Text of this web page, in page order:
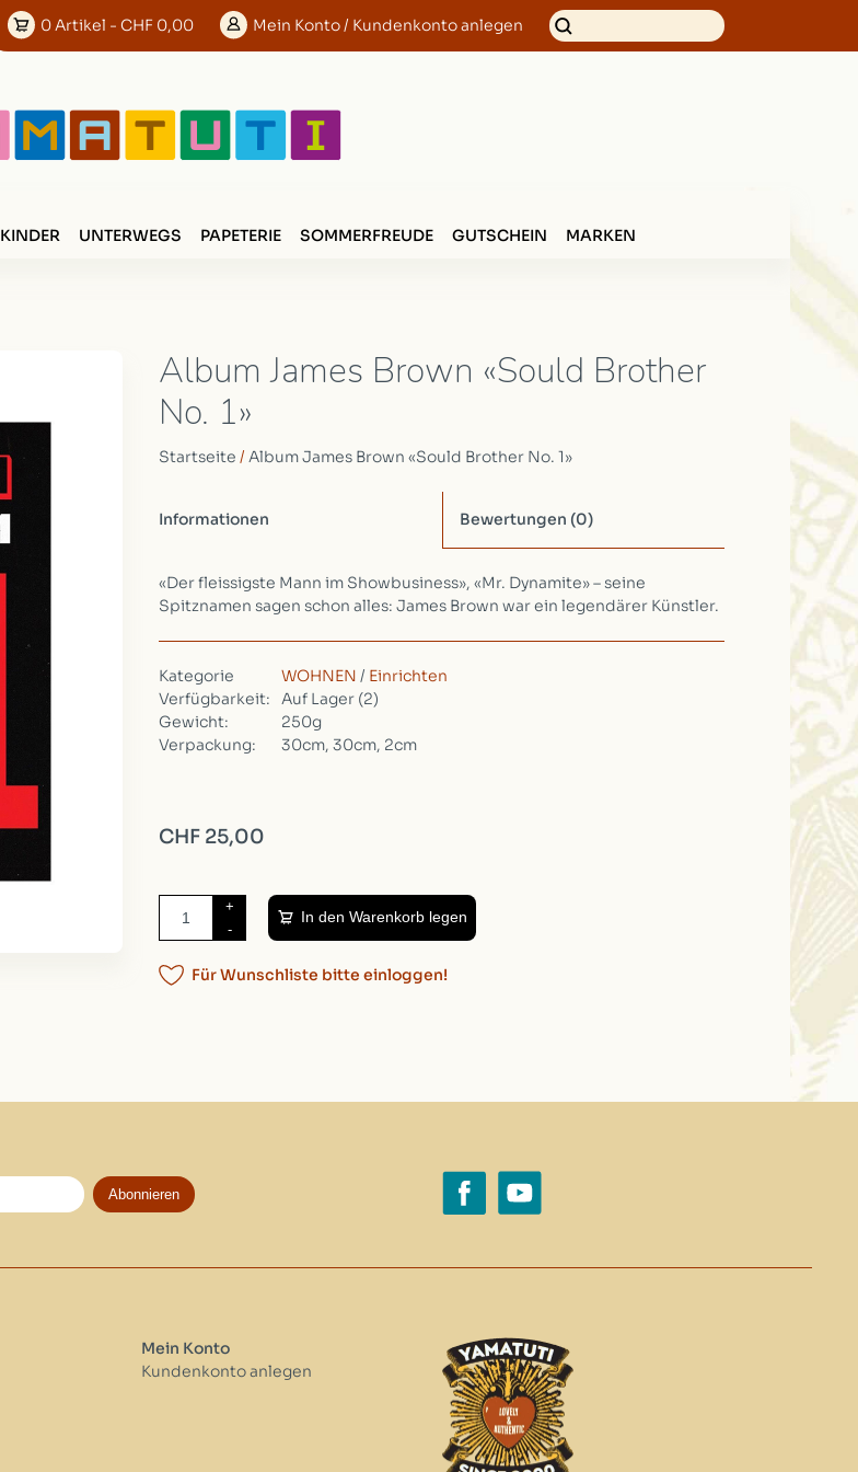
0Artikel - CHF 0,00 Mein Konto/ Kundenkonto anlegen
KINDER UNTERWEGS PAPETERIE SOMMERFREUDE GUTSCHEIN MARKEN
Album James Brown «Sould Brother
No. 1»
Startseite / Album James Brown «Sould Brother No. 1»
Informationen Bewertungen (0)
«Der fleissigste Mann im Showbusiness», «Mr. Dynamite» – seine
Spitznamen sagen schon alles: James Brown war ein legendärer Künstler.
Kategorie WOHNEN / Einrichten
Verfügbarkeit:
Auf Lager (2)
Gewicht:
250g
Verpackung:
30cm, 30cm, 2cm
CHF 25,00
+
-
In den Warenkorb legen
Für Wunschliste bitte einloggen!
Abonnieren
Mein Konto
Kundenkonto anlegen